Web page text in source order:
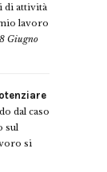
di attività
lavoro
Giugno
dal caso
sul
si